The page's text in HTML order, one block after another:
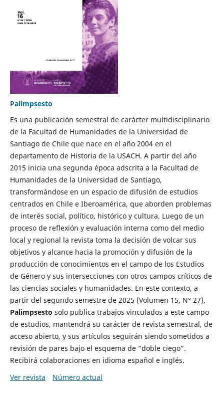
Palimpsesto
Es una publicación semestral de carácter multidisciplinario
de la Facultad de Humanidades de la Universidad de
Santiago de Chile que nace en el año 2004 en el
departamento de Historia de la USACH. A partir del año
2015 inicia una segunda época adscrita a la Facultad de
Humanidades de la Universidad de Santiago,
transformándose en un espacio de difusión de estudios
centrados en Chile e Iberoamérica, que aborden problemas
de interés social, político, histórico y cultura. Luego de un
proceso de reflexión y evaluación interna como del medio
local y regional la revista toma la decisión de volcar sus
objetivos y alcance hacia la promoción y difusión de la
producción de conocimientos en el campo de los Estudios
de Género y sus intersecciones con otros campos críticos de
las ciencias sociales y humanidades. En este contexto, a
partir del segundo semestre de 2025 (Volumen 15, N° 27),
Palimpsesto solo publica trabajos vinculados a este campo
de estudios, mantendrá su carácter de revista semestral, de
acceso abierto, y sus artículos seguirán siendo sometidos a
revisión de pares bajo el esquema de “doble ciego”.
Recibirá colaboraciones en idioma español e inglés.
Ver revista
Número actual